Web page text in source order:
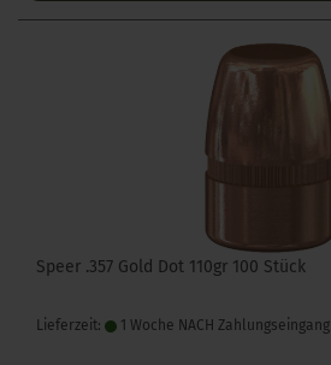
Speer .357 Gold Dot 110gr 100 Stück
Lieferzeit: 1 Woche NACH Zahlungseingang